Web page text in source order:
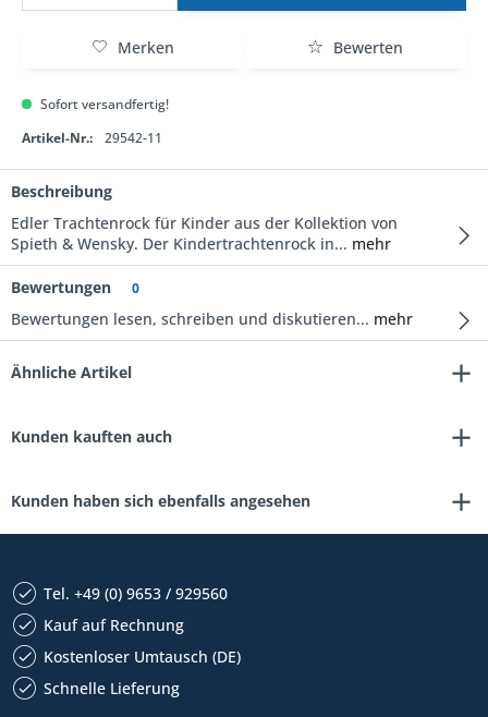
Merken Bewerten
Sofort versandfertig!
Artikel-Nr.:
29542-11
Beschreibung
Edler Trachtenrock für Kinder aus der Kollektion von
Spieth & Wensky. Der Kindertrachtenrock in... mehr
Bewertungen 0
Bewertungen lesen, schreiben und diskutieren... mehr
Ähnliche Artikel
Kunden kauften auch
Kunden haben sich ebenfalls angesehen
Tel. +49 (0) 9653 / 929560
Kauf auf Rechnung
Kostenloser Umtausch (DE)
Schnelle Lieferung